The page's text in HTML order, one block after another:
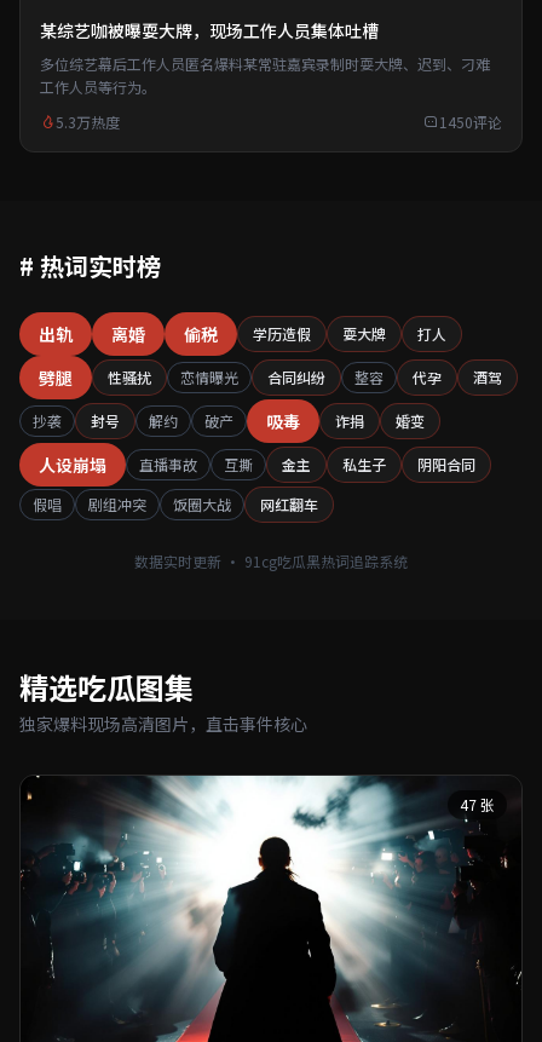
某综艺咖被曝耍大牌，现场工作人员集体吐槽
多位综艺幕后工作人员匿名爆料某常驻嘉宾录制时耍大牌、迟到、刁难
工作人员等行为。
5.3万热度
1450评论
# 热词实时榜
出轨 离婚 偷税 学历造假 耍大牌 打人
劈腿 性骚扰 恋情曝光 合同纠纷 整容 代孕 酒驾
抄袭 封号 解约 破产 吸毒 诈捐 婚变
人设崩塌 直播事故 互撕 金主 私生子
阴阳合同
假唱
剧组冲突 饭圈大战 网红翻车
数据实时更新 · 91cg吃瓜黑热词追踪系统
精选吃瓜图集
独家爆料现场高清图片，直击事件核心
47 张